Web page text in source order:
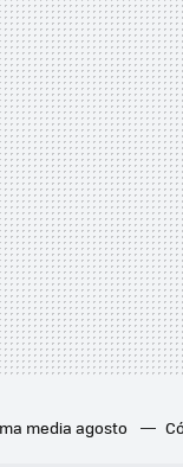
media agosto